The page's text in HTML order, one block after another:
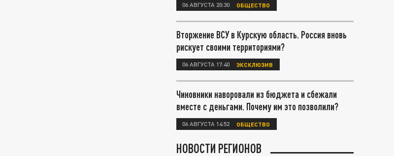
06 АВГУСТА 20:30 ОБЩЕСТВО
Вторжение ВСУ в Курскую область. Россия вновь
рискует своими территориями?
06 АВГУСТА 17:40 ЭКСКЛЮЗИВ
Чиновники наворовали из бюджета и сбежали
вместе с деньгами. Почему им это позволили?
06 АВГУСТА 14:52 ОБЩЕСТВО
НОВОСТИ РЕГИОНОВ